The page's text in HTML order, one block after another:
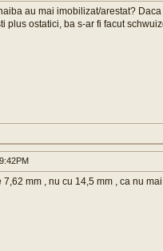
au mai imobilizat/arestat?
plus ostatici, ba s-ar fi facut
mm , nu cu 14,5 mm , ca nu